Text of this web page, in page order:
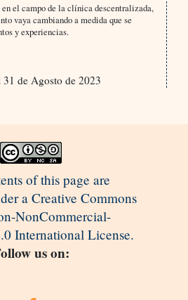
en el campo de la clínica descentralizada,
vaya cambiando a medida que se
y experiencias.
31 de Agosto de 2023
of this page are
a Creative Commons
NonCommercial-
International License.
us on: